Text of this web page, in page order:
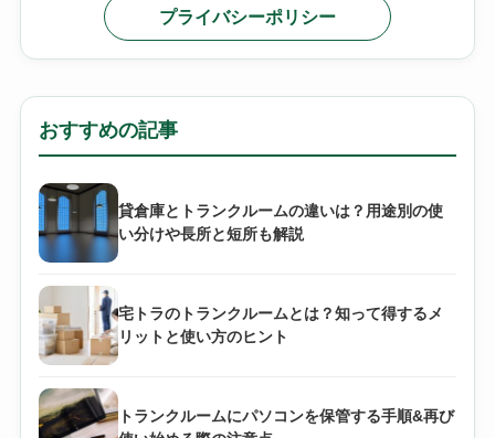
プライバシーポリシー
おすすめの記事
貸倉庫とトランクルームの違いは？用途別の使
い分けや長所と短所も解説
宅トラのトランクルームとは？知って得するメ
リットと使い方のヒント
トランクルームにパソコンを保管する手順&再び